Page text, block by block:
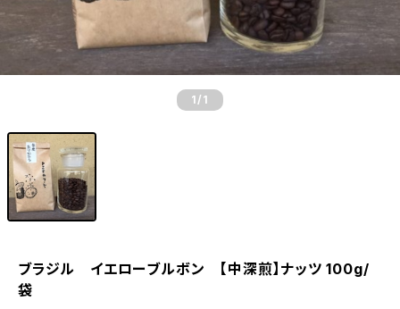
1 /1
ブラジル イエローブルボン 【中深煎】ナッツ 100g/
袋